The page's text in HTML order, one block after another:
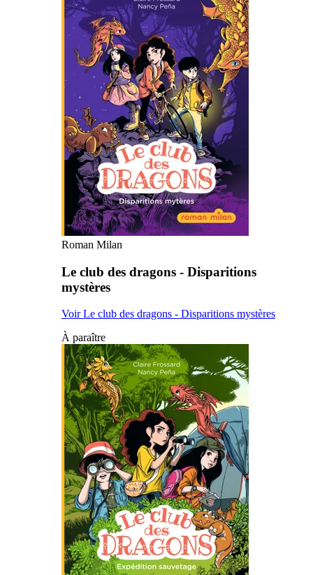
Roman Milan
Le club des dragons - Disparitions
mystères
Voir Le club des dragons - Disparitions mystères
À paraître